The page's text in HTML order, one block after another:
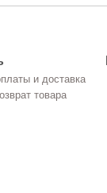
и доставка
товара